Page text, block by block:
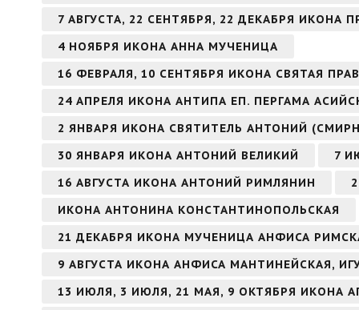
7 АВГУСТА, 22 СЕНТЯБРЯ, 22 ДЕКАБРЯ
4 НОЯБРЯ ИКОНА АННА МУЧЕНИЦА
16 ФЕВРАЛЯ, 10 СЕНТЯБРЯ ИКОНА СВЯТАЯ
24 АПРЕЛЯ ИКОНА АНТИПА ЕП. ПЕРГАМА
2 ЯНВАРЯ ИКОНА СВЯТИТЕЛЬ АНТОНИЙ
30 ЯНВАРЯ ИКОНА АНТОНИЙ ВЕЛИКИЙ
7
16 АВГУСТА ИКОНА АНТОНИЙ РИМЛЯНИН
ИКОНА АНТОНИНА КОНСТАНТИНОПОЛЬСКАЯ
21 ДЕКАБРЯ ИКОНА МУЧЕНИЦА АНФИСА
9 АВГУСТА ИКОНА АНФИСА МАНТИНЕЙСКАЯ,
13 ИЮЛЯ, 3 ИЮЛЯ, 21 МАЯ, 9 ОКТЯБРЯ ИКОНА